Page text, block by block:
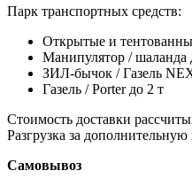
Парк транспортных средств:
Открытые и
Манипулятор / шаланда
ЗИЛ-бычок / Газель
Газель / Porter до 2 т
Стоимость доставки
Разгрузка за дополнительную
Самовывоз